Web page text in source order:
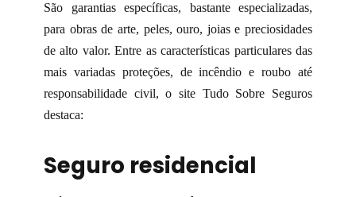
São garantias específicas, bastante especializadas,
para obras de arte, peles, ouro, joias e preciosidades
de alto valor. Entre as características particulares das
mais variadas proteções, de incêndio e roubo até
responsabilidade civil, o site Tudo Sobre Seguros
destaca:
Seguro residencial